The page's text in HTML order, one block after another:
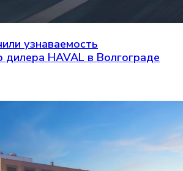
узнаваемость
дилера HAVAL в Волгограде